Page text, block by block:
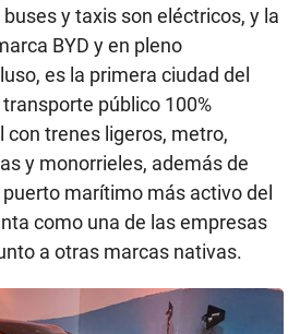
y taxis son eléctricos, y la
BYD y en pleno
es la primera ciudad del
público 100%
trenes ligeros, metro,
y monorrieles, además de
marítimo más activo del
como una de las empresas
a otras marcas nativas.